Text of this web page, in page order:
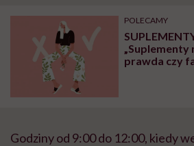
może chyba tylko
głupota i brak
wyobraźni"
pracy
POLECAMY
„Suplementy
prawda czy
Godziny od 9:00 do 12:00, kiedy